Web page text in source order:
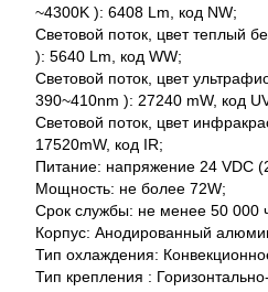
~4300K ): 6408 Lm, код NW;
Световой поток, цвет теплый
): 5640 Lm, код WW;
Световой поток, цвет
390~410nm ): 27240 mW, код
Световой поток, цвет
17520mW, код IR;
Питание: напряжение 24 VDC
Мощность: не более 72W;
Срок службы: не менее 50 000
Корпус: Анодированный
Тип охлаждения:
Тип крепления :